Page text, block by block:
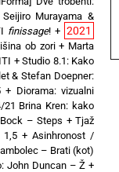
Murayama &
finissage! + 2021
ob zori+ Marta
+Studio 8.1: Kako
& Stefan Doepner:
+ Diorama: vizualni
21 Brina Kren: kako
– Steps +Tjaž
1,5 + Asinhronost /
– Brati (kot)
John Duncan – Ž +